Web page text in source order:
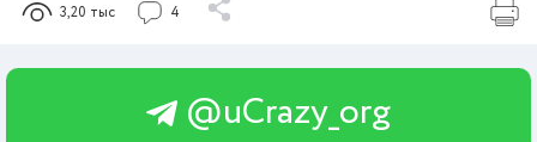
3,20 тыс 4
@uCrazy_org